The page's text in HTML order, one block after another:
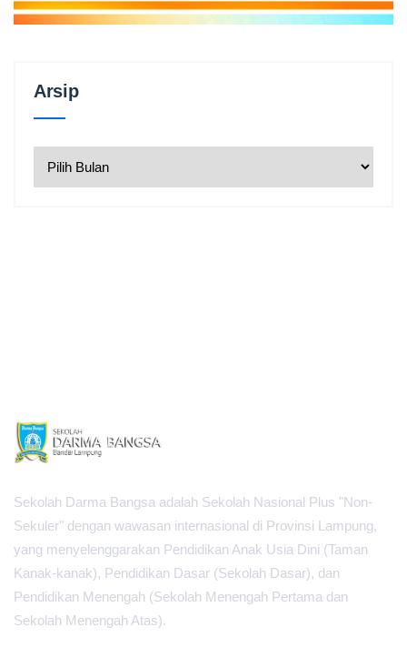
ArsipArsip
Sekolah Darma Bangsa adalah Sekolah Nasional Plus "Non-
Sekuler" dengan wawasan internasional di Provinsi Lampung,
yang menyelenggarakan Pendidikan Anak Usia Dini (Taman
Kanak-kanak), Pendidikan Dasar (Sekolah Dasar), dan
Pendidikan Menengah (Sekolah Menengah Pertama dan
Sekolah Menengah Atas).